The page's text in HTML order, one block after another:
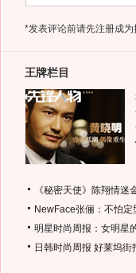
*发表评论前请先注册成
王牌栏目
《秘密天使》陈翔情迷
NewFace张俪：不怕定
明星时尚周报：女明星
日韩时尚周报 好莱坞街